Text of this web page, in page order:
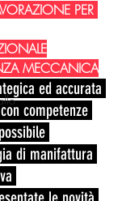
PER
MECCANICA
competenze